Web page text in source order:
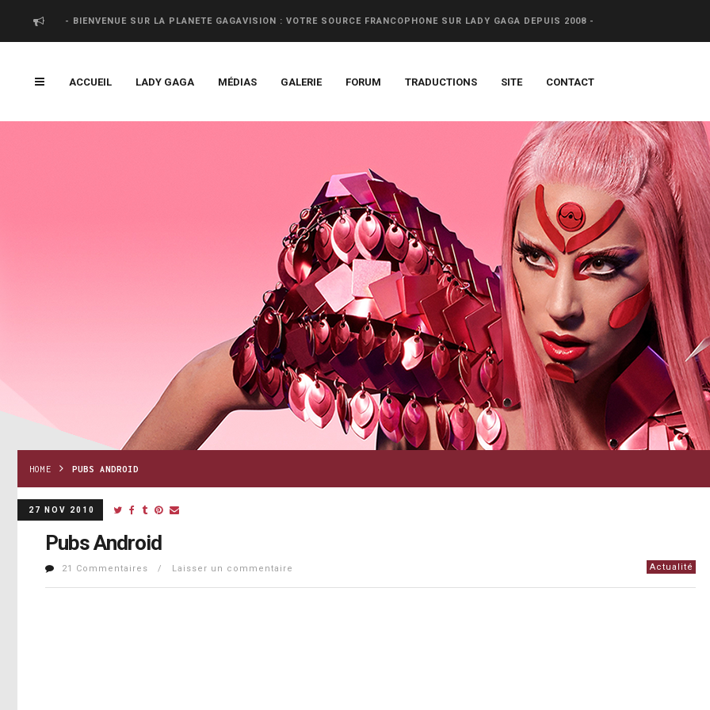
- BIENVENUE SUR LA PLANETE GAGAVISION : VOTRE SOURCE FRANCOPHONE SUR LADY GAGA DEPUIS 2008 -
ACCUEIL LADY GAGA MÉDIAS GALERIE FORUM TRADUCTIONS SITE CONTACT
HOME PUBS ANDROID
27 NOV 2010
Pubs Android
21 Commentaires / Laisser un commentaire Actualité